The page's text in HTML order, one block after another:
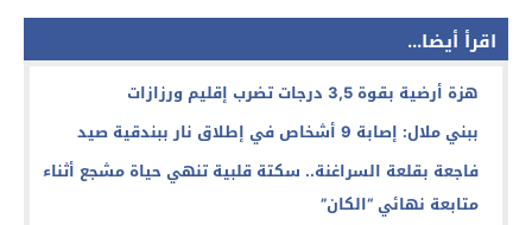
اقرأ أيضا...
هزة أرضية بقوة 3,5 درجات تضرب إقليم ورزازات
ببني ملال: إصابة 9 أشخاص في إطلاق نار ببندقية صيد
فاجعة بقلعة السراغنة.. سكتة قلبية تنهي حياة مشجع أثناء
متابعة نهائي “الكان”